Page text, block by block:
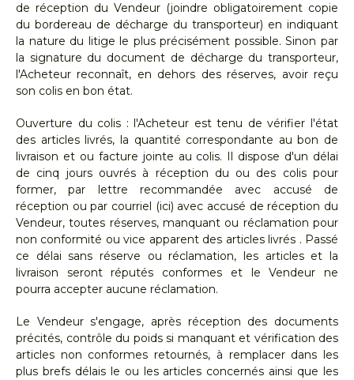
de réception du Vendeur (joindre obligatoirement copie
du bordereau de décharge du transporteur) en indiquant
la nature du litige le plus précisément possible. Sinon par
la signature du document de décharge du transporteur,
l'Acheteur reconnaît, en dehors des réserves, avoir reçu
son colis en bon état.
Ouverture du colis : l'Acheteur est tenu de vérifier l'état
des articles livrés, la quantité correspondante au bon de
livraison et ou facture jointe au colis. Il dispose d'un délai
de cinq jours ouvrés à réception du ou des colis pour
former, par lettre recommandée avec accusé de
réception ou par courriel (ici) avec accusé de réception du
Vendeur, toutes réserves, manquant ou réclamation pour
non conformité ou vice apparent des articles livrés . Passé
ce délai sans réserve ou réclamation, les articles et la
livraison seront réputés conformes et le Vendeur ne
pourra accepter aucune réclamation.
Le Vendeur s'engage, après réception des documents
précités, contrôle du poids si manquant et vérification des
articles non conformes retournés, à remplacer dans les
plus brefs délais le ou les articles concernés ainsi que les